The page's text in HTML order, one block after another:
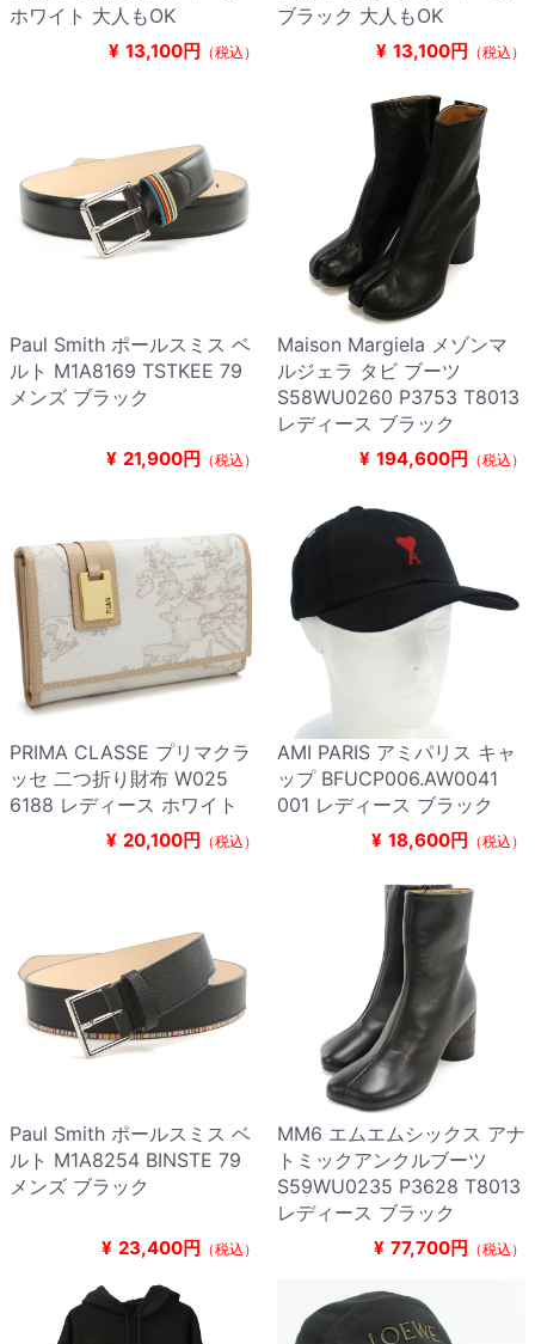
ホワイト 大人もOK
¥ 13,100円 （税込）
ブラック 大人もOK
¥ 13,100円 （税込）
Paul Smith ポールスミス ベ
ルト M1A8169 TSTKEE 79
メンズ ブラック
¥ 21,900円 （税込）
Maison Margiela メゾンマ
ルジェラ タビ ブーツ
S58WU0260 P3753 T8013
レディース ブラック
¥ 194,600円 （税込）
PRIMA CLASSE プリマクラ
ッセ 二つ折り財布 W025
6188 レディース ホワイト
¥ 20,100円 （税込）
AMI PARIS アミパリス キャ
ップ BFUCP006.AW0041
001 レディース ブラック
¥ 18,600円 （税込）
Paul Smith ポールスミス ベ
ルト M1A8254 BINSTE 79
メンズ ブラック
¥ 23,400円 （税込）
MM6 エムエムシックス アナ
トミックアンクルブーツ
S59WU0235 P3628 T8013
レディース ブラック
¥ 77,700円 （税込）